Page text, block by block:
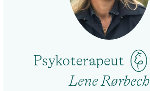
Psykoterapeut
Lene Rørbech